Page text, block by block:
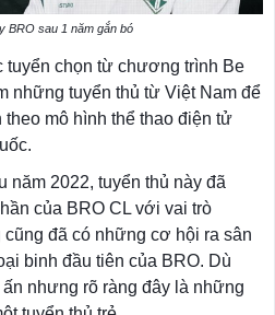
BRO sau 1 năm gắn bó
tuyển chọn từ chương trình Be
những tuyển thủ từ Việt Nam để
mô hình thể thao điện tử
năm 2022, tuyển thủ này đã
của BRO CL với vai trò
đã có những cơ hội ra sân
binh đầu tiên của BRO. Dù
nhưng rõ ràng đây là những